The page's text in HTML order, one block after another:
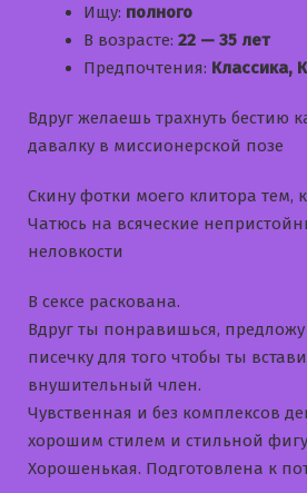
Ищу: полного
В возрасте: 22 — 35 лет
Предпочтения: Классика,
Вдруг желаешь трахнуть бестию
давалку в миссионерской позе
Скину фотки моего клитора тем,
Чатюсь на всяческие
неловкости
В сексе раскована.
Вдруг ты понравишься,
писечку для того чтобы ты
внушительный член.
Чувственная и без комплексов
хорошим стилем и стильной
Хорошенькая. Подготовлена к